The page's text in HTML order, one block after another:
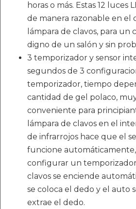
horas o más. Estas 12 luces
de manera razonable en el
lámpara de clavos, para un
digno de un salón y sin
3 temporizador y sensor
segundos de 3
temporizador, tiempo
cantidad de gel polaco,
conveniente para
lámpara de clavos en el
de infrarrojos hace que el
funcione
configurar un
clavos se enciende
se coloca el dedo y el auto
extrae el dedo.